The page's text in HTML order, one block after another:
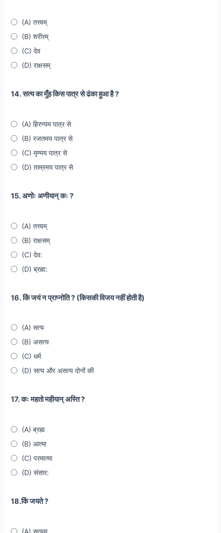
(A) तत्त्वम्
(B) शरीरम्
(C) देव
(D) राक्षसम्
14. सत्य का मुँह किस पात्र से ढंका हुआ है ?
(A) हिरण्यम पात्र से
(B) रजतमय पात्र से
(C) मृण्मय पात्र से
(D) ताम्रमय पात्र से
15. अणोः अणीयान् कः ?
(A) तत्त्वम्
(B) राक्षसम्
(C) देव:
(D) ब्रह्म:
16. किं जयं न प्राप्नोति ? (किसकी विजय नहीं होती है)
(A) सत्य
(B) असत्य
(C) धर्म
(D) सत्य और असत्य दोनों की
17. कः महतो महीयान् अस्ति ?
(A) ब्रह्म
(B) आत्मा
(C) परमात्मा
(D) संसार:
18.किं जयते ?